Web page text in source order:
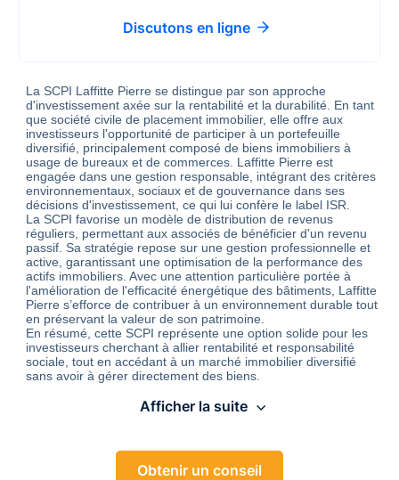
Discutons en ligne
La SCPI Laffitte Pierre se distingue par son approche
d'investissement axée sur la rentabilité et la durabilité. En tant
que société civile de placement immobilier, elle offre aux
investisseurs l'opportunité de participer à un portefeuille
diversifié, principalement composé de biens immobiliers à
usage de bureaux et de commerces. Laffitte Pierre est
engagée dans une gestion responsable, intégrant des critères
environnementaux, sociaux et de gouvernance dans ses
décisions d'investissement, ce qui lui confère le label ISR.
La SCPI favorise un modèle de distribution de revenus
réguliers, permettant aux associés de bénéficier d'un revenu
passif. Sa stratégie repose sur une gestion professionnelle et
active, garantissant une optimisation de la performance des
actifs immobiliers. Avec une attention particulière portée à
l'amélioration de l'efficacité énergétique des bâtiments, Laffitte
Pierre s’efforce de contribuer à un environnement durable tout
en préservant la valeur de son patrimoine.
En résumé, cette SCPI représente une option solide pour les
investisseurs cherchant à allier rentabilité et responsabilité
sociale, tout en accédant à un marché immobilier diversifié
sans avoir à gérer directement des biens.
Afficher la suite
Obtenir un conseil